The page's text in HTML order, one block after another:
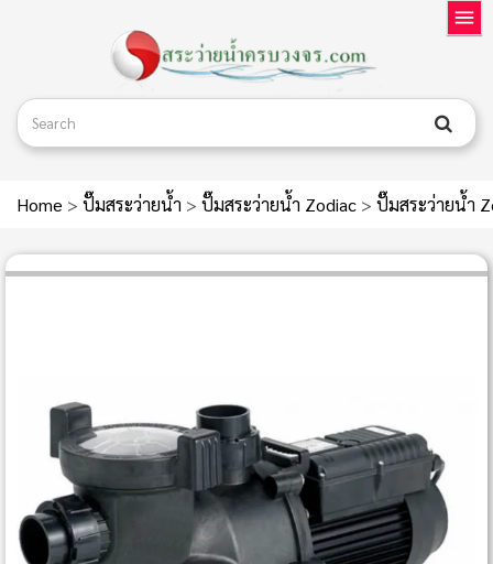
Home > ปั๊มสระว่ายน้ำ > ปั๊มสระว่ายน้ำ Zodiac > ปั๊มสระว่ายน้ำ